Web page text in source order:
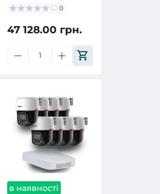
0
47 128.00 грн.
в наявності